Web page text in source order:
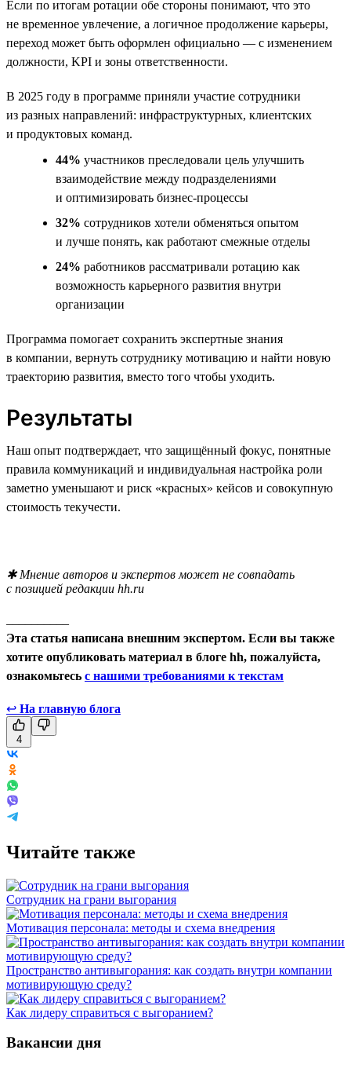
Если по итогам ротации обе стороны понимают, что это
не временное увлечение, а логичное продолжение карьеры,
переход может быть оформлен официально — с изменением
должности, KPI и зоны ответственности.
В 2025 году в программе приняли участие сотрудники
из разных направлений: инфраструктурных, клиентских
и продуктовых команд.
44% участников преследовали цель улучшить
взаимодействие между подразделениями
и оптимизировать бизнес-процессы
32% сотрудников хотели обменяться опытом
и лучше понять, как работают смежные отделы
24% работников рассматривали ротацию как
возможность карьерного развития внутри
организации
Программа помогает сохранить экспертные знания
в компании, вернуть сотруднику мотивацию и найти новую
траекторию развития, вместо того чтобы уходить.
Результаты
Наш опыт подтверждает, что защищённый фокус, понятные
правила коммуникаций и индивидуальная настройка роли
заметно уменьшают и риск «красных» кейсов и совокупную
стоимость текучести.
✱ Мнение авторов и экспертов может не совпадать
с позицией редакции hh.ru
Эта статья написана внешним экспертом. Если вы также
хотите опубликовать материал в блоге hh, пожалуйста,
ознакомьтесь с нашими требованиями к текстам
↩ На главную блога
4
Читайте также
Сотрудник на грани выгорания
Мотивация персонала: методы и схема внедрения
Пространство антивыгорания: как создать внутри компании
мотивирующую среду?
Как лидеру справиться с выгоранием?
Вакансии дня